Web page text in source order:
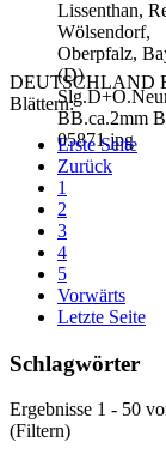
DEUTSCHLAND
Blättern:
Erste Seite
Zurück
1
2
3
4
5
Vorwärts
Letzte Seite
Schlagwörter
Ergebnisse 1 - 50
(Filtern)